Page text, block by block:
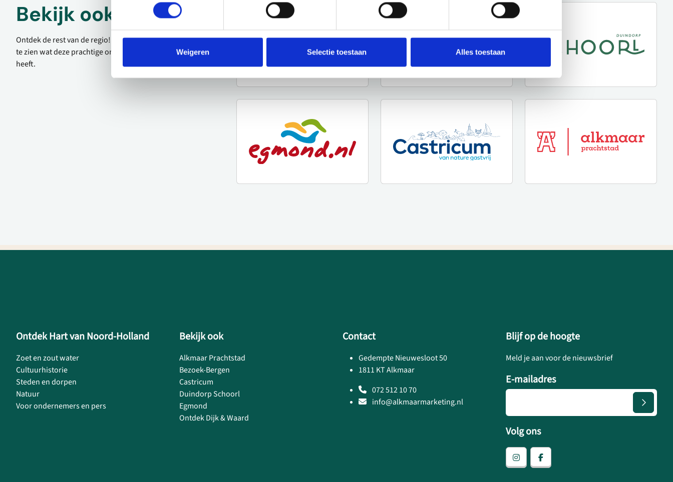
Weigeren Selectie toestaan Alles toestaan
Bekijk ook eens
Ontdek de rest van de regio! Bekijk de andere websites om
te zien wat deze prachtige omgeving nog meer te bieden
heeft.
Ontdek Hart van Noord-Holland
Zoet en zout water
Cultuurhistorie
Steden en dorpen
Natuur
Voor ondernemers en pers
Bekijk ook
Alkmaar Prachtstad
Bezoek-Bergen
Castricum
Duindorp Schoorl
Egmond
Ontdek Dijk & Waard
Contact
Gedempte Nieuwesloot 50
1811 KT Alkmaar
072 512 10 70
info@alkmaarmarketing.nl
Blijf op de hoogte
Meld je aan voor de nieuwsbrief
E-mailadres
Volg ons